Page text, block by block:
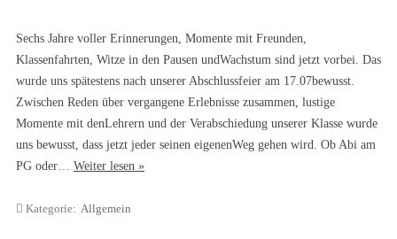
Sechs Jahre voller Erinnerungen, Momente mit Freunden,
Klassenfahrten, Witze in den Pausen undWachstum sind jetzt vorbei. Das
wurde uns spätestens nach unserer Abschlussfeier am 17.07bewusst.
Zwischen Reden über vergangene Erlebnisse zusammen, lustige
Momente mit denLehrern und der Verabschiedung unserer Klasse wurde
uns bewusst, dass jetzt jeder seinen eigenenWeg gehen wird. Ob Abi am
PG oder… Weiter lesen »
Kategorie: Allgemein